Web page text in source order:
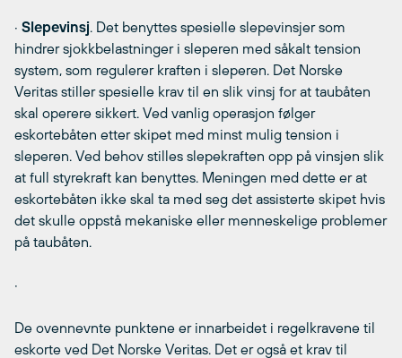
· Slepevinsj. Det benyttes spesielle slepevinsjer som
hindrer sjokkbelastninger i sleperen med såkalt tension
system, som regulerer kraften i sleperen. Det Norske
Veritas stiller spesielle krav til en slik vinsj for at taubåten
skal operere sikkert. Ved vanlig operasjon følger
eskortebåten etter skipet med minst mulig tension i
sleperen. Ved behov stilles slepekraften opp på vinsjen slik
at full styrekraft kan benyttes. Meningen med dette er at
eskortebåten ikke skal ta med seg det assisterte skipet hvis
det skulle oppstå mekaniske eller menneskelige problemer
på taubåten.
·
De ovennevnte punktene er innarbeidet i regelkravene til
eskorte ved Det Norske Veritas. Det er også et krav til